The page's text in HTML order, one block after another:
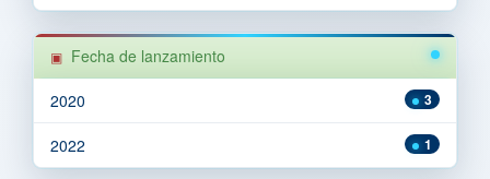
Fecha de lanzamiento
3
2020
1
2022